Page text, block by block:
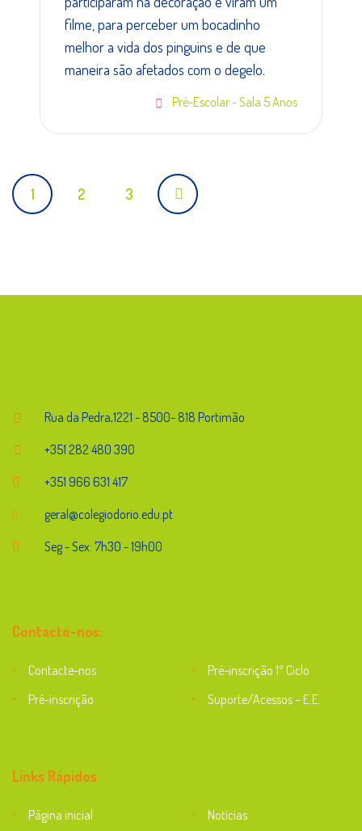
filme, para perceber um bocadinho
melhor a vida dos pinguins e de que
maneira são afetados com o degelo.
Pré-Escolar - Sala 5 Anos
Posts
1 2 3
Rua da Pedra,1221 - 8500- 818 Portimão
+351 282 480 390
+351 966 631 417
geral@colegiodorio.edu.pt
Seg - Sex: 7h30 - 19h00
Contacte-nos:
Contacte-nos
Pré-inscrição 1º Ciclo
Pré-inscrição
Suporte/Acessos – E.E.
Links Rápidos
Página inicial Notícias